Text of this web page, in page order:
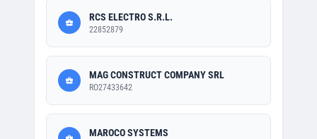
RCS ELECTRO S.R.L.
22852879
MAG CONSTRUCT COMPANY SRL
RO27433642
MAROCO SYSTEMS